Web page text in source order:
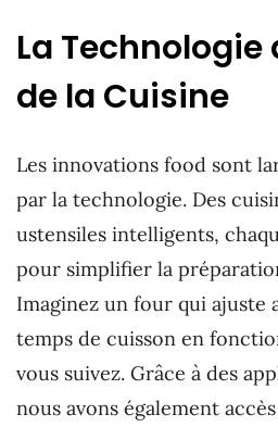
La Technologie
de la Cuisine
Les innovations food sont
par la technologie. Des
ustensiles intelligents,
pour simplifier la
Imaginez un four qui ajuste
temps de cuisson en
vous suivez. Grâce à des
nous avons également